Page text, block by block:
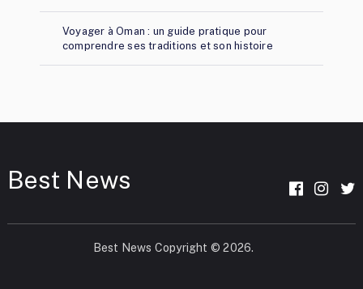
Voyager à Oman : un guide pratique pour
comprendre ses traditions et son histoire
Best News
Best News Copyright © 2026.